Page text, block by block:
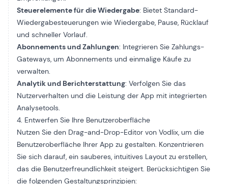
Steuerelemente für die Wiedergabe: Bietet Standard-
Wiedergabesteuerungen wie Wiedergabe, Pause, Rücklauf
und schneller Vorlauf.
Abonnements und Zahlungen: Integrieren Sie Zahlungs-
Gateways, um Abonnements und einmalige Käufe zu
verwalten.
Analytik und Berichterstattung: Verfolgen Sie das
Nutzerverhalten und die Leistung der App mit integrierten
Analysetools.
4. Entwerfen Sie Ihre Benutzeroberfläche
Nutzen Sie den Drag-and-Drop-Editor von Vodlix, um die
Benutzeroberfläche Ihrer App zu gestalten. Konzentrieren
Sie sich darauf, ein sauberes, intuitives Layout zu erstellen,
das die Benutzerfreundlichkeit steigert. Berücksichtigen Sie
die folgenden Gestaltungsprinzipien: